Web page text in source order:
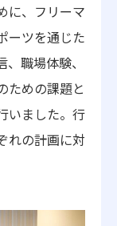
に、フリーマ
ーツを通じた
職場体験、
ための課題と
いました。行
れの計画に対